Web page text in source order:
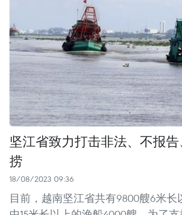
坚江省致力打击非法、不报
捞
18/08/2023 09:36
目前，越南坚江省共有9800艘6米长